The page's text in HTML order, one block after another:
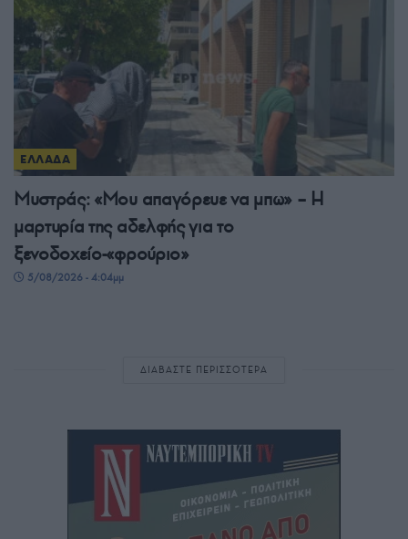
ΕΛΛΑΔΑ
Μυστράς: «Μου απαγόρευε να μπω» – Η
μαρτυρία της αδελφής για το
ξενοδοχείο-«φρούριο»
5/08/2026 - 4:04μμ
ΔΙΑΒΑΣΤΕ ΠΕΡΙΣΣΟΤΕΡΑ